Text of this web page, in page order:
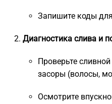
Запишите коды
Диагностика слива и
Проверьте
засоры (волосы,
Осмотрите